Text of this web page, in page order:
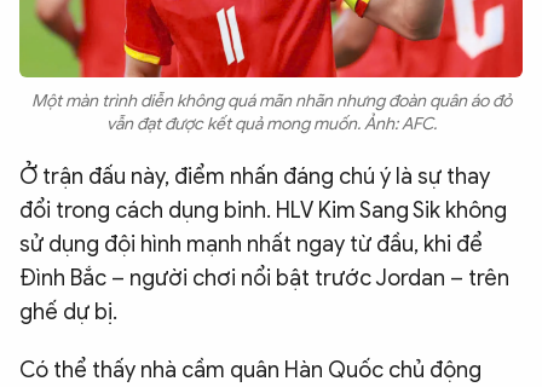
Một màn trình diễn không quá mãn nhãn nhưng đoàn quân áo đỏ
vẫn đạt được kết quả mong muốn. Ảnh: AFC.
Ở trận đấu này, điểm nhấn đáng chú ý là sự thay
đổi trong cách dụng binh. HLV Kim Sang Sik không
sử dụng đội hình mạnh nhất ngay từ đầu, khi để
Đình Bắc – người chơi nổi bật trước Jordan – trên
ghế dự bị.
Có thể thấy nhà cầm quân Hàn Quốc chủ động